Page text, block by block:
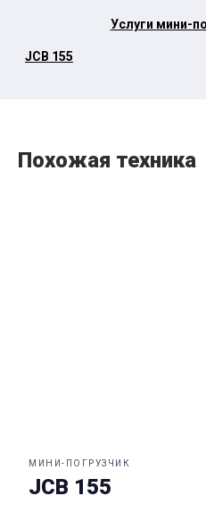
JCB 155
Услуги мини-
Похожая техника
МИНИ-ПОГРУЗЧИК
JCB 155